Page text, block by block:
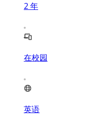
2 年
在校园
英语